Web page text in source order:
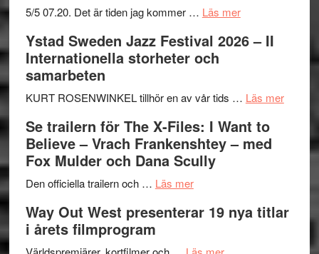
5/5 07.20. Det är tiden jag kommer … Läs merom
Håkan
Huskvarna
Park
–
kväll
Ystad Sweden Jazz Festival 2026 – II
Internationella storheter och
samarbeten
KURT ROSENWINKEL tillhör en av vår tids … Läs merom
II
Se trailern för The X-Files: I Want to
Believe – Vrach Frankenshtey – med
Fox Mulder och Dana Scully
Den officiella trailern och … Läs merom
trailern
The
Way Out West presenterar 19 nya titlar
i årets filmprogram
om